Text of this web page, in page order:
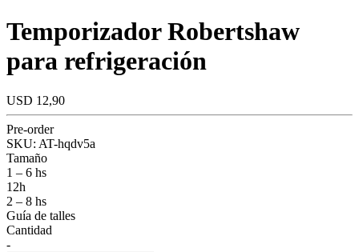
Temporizador Robertshaw
para refrigeración
USD 12,90
Pre-order
SKU: AT-hqdv5a
Tamaño
1 – 6 hs
12h
2 – 8 hs
Guía de talles
Cantidad
-